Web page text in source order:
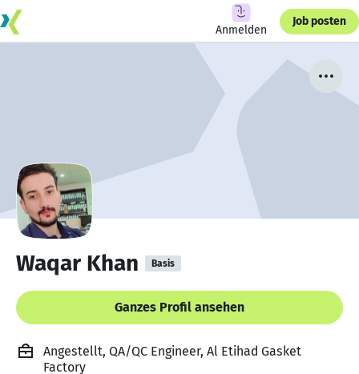
Anmelden
Job posten
Waqar Khan Basis
Ganzes Profil ansehen
Angestellt, QA/QC Engineer, Al Etihad Gasket
Factory